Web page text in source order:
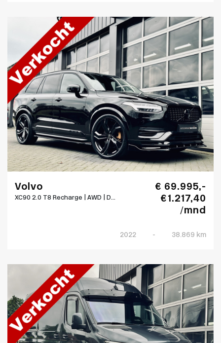
Volvo
XC90 2.0 T8 Recharge | AWD | D...
€ 69.995,-
€ 1.217,40
/mnd
2022 - 38.869 km